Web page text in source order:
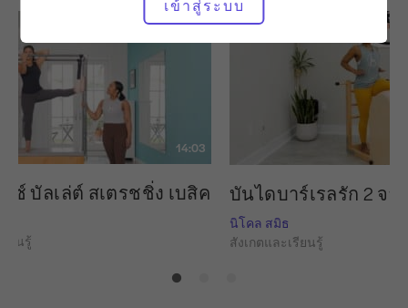
เข้าสู่ระบบ
14:03
ซ์ บัลเล่ต์ สเตรชชิ่ง เบสิค
ยนรู้
บันไดบาร์เรลรัก 2 จา
นิโคล สมิธ
สังเกตและเรียนรู้